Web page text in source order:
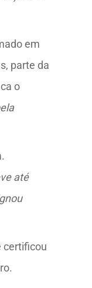
em
parte da
o
até
certificou